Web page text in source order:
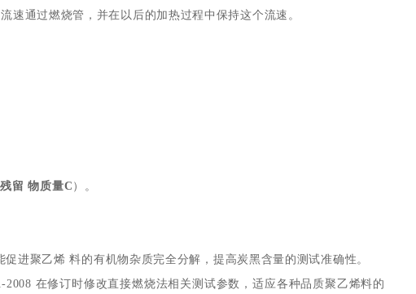
速通过燃烧管，并在以后的加热过程中保持这个流速。
残留 物质量C ）。
进聚乙烯 料的有机物杂质完全分解，提高炭黑含量的测试准确性。
在修订时修改直接燃烧法相关测试参数，适应各种品质聚乙烯料的